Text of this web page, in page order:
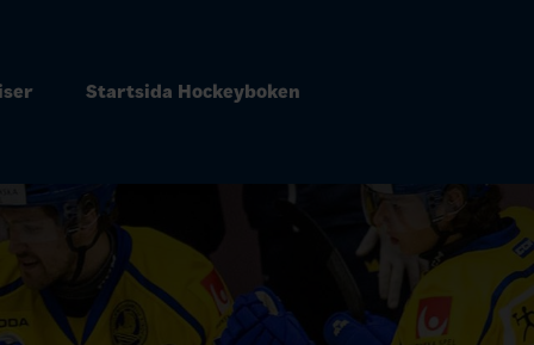
Startsida Hockeyboken